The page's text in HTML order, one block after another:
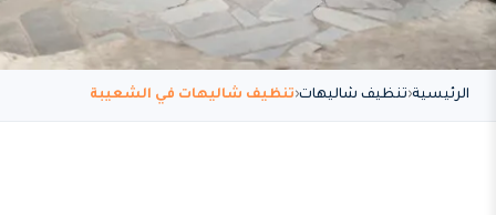
الرئيسية تنظيف شاليهات تنظيف شاليهات في الشعيبة